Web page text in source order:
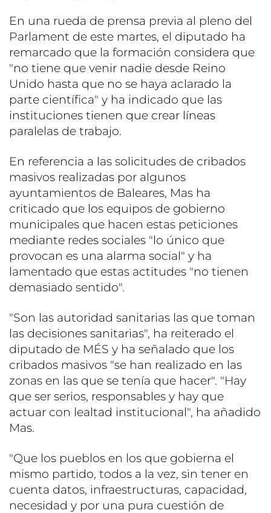
En una rueda de prensa previa al pleno del
Parlament de este martes, el diputado ha
remarcado que la formación considera que
"no tiene que venir nadie desde Reino
Unido hasta que no se haya aclarado la
parte científica" y ha indicado que las
instituciones tienen que crear líneas
paralelas de trabajo.
En referencia a las solicitudes de cribados
masivos realizadas por algunos
ayuntamientos de Baleares, Mas ha
criticado que los equipos de gobierno
municipales que hacen estas peticiones
mediante redes sociales "lo único que
provocan es una alarma social" y ha
lamentado que estas actitudes "no tienen
demasiado sentido".
"Son las autoridad sanitarias las que toman
las decisiones sanitarias", ha reiterado el
diputado de MÉS y ha señalado que los
cribados masivos "se han realizado en las
zonas en las que se tenía que hacer". "Hay
que ser serios, responsables y hay que
actuar con lealtad institucional", ha añadido
Mas.
"Que los pueblos en los que gobierna el
mismo partido, todos a la vez, sin tener en
cuenta datos, infraestructuras, capacidad,
necesidad y por una pura cuestión de